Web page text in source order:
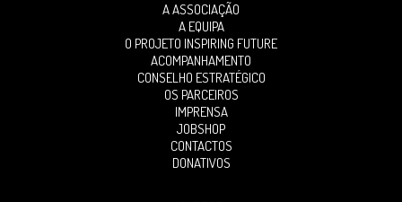
A ASSOCIAÇÃO
A EQUIPA
O PROJETO INSPIRING FUTURE
ACOMPANHAMENTO
CONSELHO ESTRATÉGICO
OS PARCEIROS
IMPRENSA
JOBSHOP
CONTACTOS
DONATIVOS